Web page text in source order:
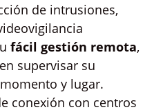
de intrusiones,
fácil gestión remota,
supervisar su
y lugar.
conexión con centros